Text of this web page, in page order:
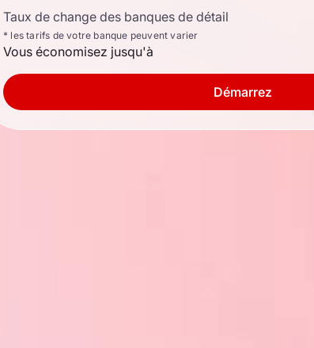
Taux de change des banques de détail
* les tarifs de votre banque peuvent varier
Vous économisez jusqu'à
Démarrez